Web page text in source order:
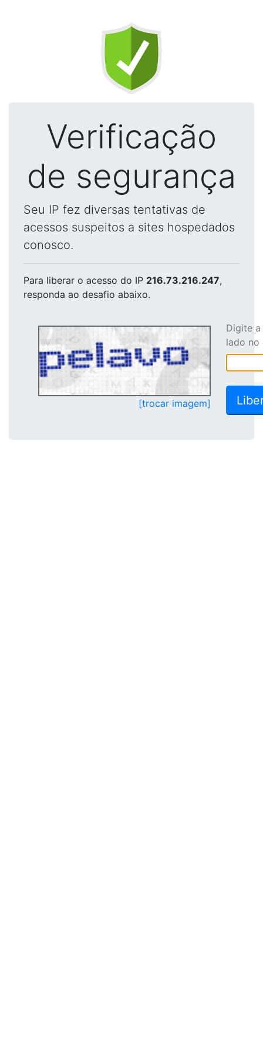
Verificação
de segurança
Seu IP fez diversas tentativas de
acessos suspeitos a sites hospedados
conosco.
Para liberar o acesso do IP 216.73.216.247,
responda ao desafio abaixo.
[trocar imagem]
Digite
lado no